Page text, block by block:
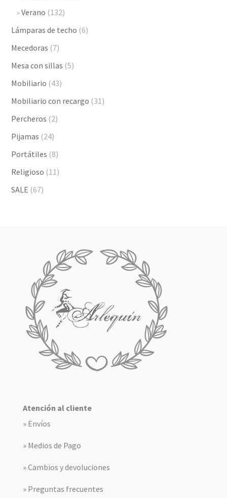
Verano (132)
Lámparas de techo (6)
Mecedoras (7)
Mesa con sillas (5)
Mobiliario (43)
Mobiliario con recargo (31)
Percheros (2)
Pijamas (24)
Portátiles (8)
Religioso (11)
SALE (67)
Atención al cliente
» Envíos
» Medios de Pago
» Cambios y devoluciones
» Preguntas frecuentes